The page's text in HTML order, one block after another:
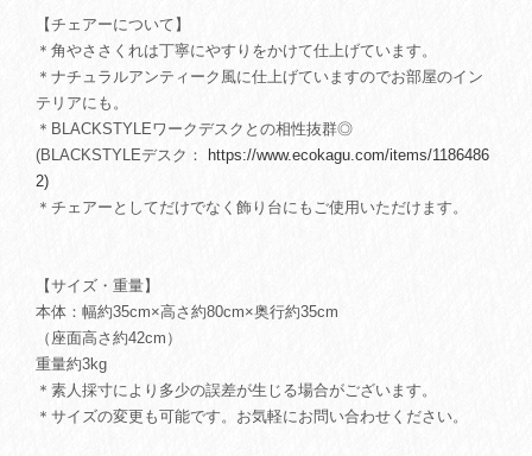
【チェアーについて】
＊角やささくれは丁寧にやすりをかけて仕上げています。
＊ナチュラルアンティーク風に仕上げていますのでお部屋のイン
テリアにも。
＊BLACKSTYLEワークデスクとの相性抜群◎
(BLACKSTYLEデスク：
https://www.ecokagu.com/items/1186486
2)
＊チェアーとしてだけでなく飾り台にもご使用いただけます。
【サイズ・重量】
本体：幅約35cm×高さ約80cm×奥行約35cm
（座面高さ約42cm）
重量約3kg
＊素人採寸により多少の誤差が生じる場合がございます。
＊サイズの変更も可能です。お気軽にお問い合わせください。